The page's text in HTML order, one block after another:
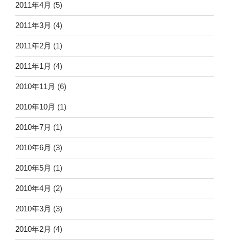
2011年4月 (5)
2011年3月 (4)
2011年2月 (1)
2011年1月 (4)
2010年11月 (6)
2010年10月 (1)
2010年7月 (1)
2010年6月 (3)
2010年5月 (1)
2010年4月 (2)
2010年3月 (3)
2010年2月 (4)